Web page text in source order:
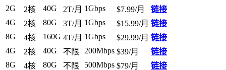
2G
2核 40G 2T/月 1Gbps $7.99/月
链接
4G
2核 80G 3T/月 1Gbps $15.99/月 链接
8G
4核 160G 4T/月 1Gbps $29.99/月 链接
4G
2核 40G 不限 200Mbps $39/月
链接
8G
4核 80G 不限 500Mbps $79/月 链接